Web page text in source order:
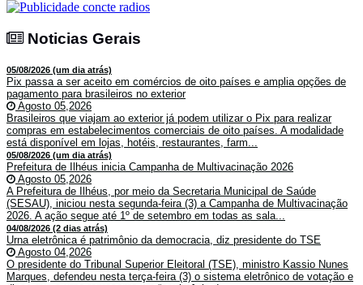
Noticias Gerais
05/08/2026 (um dia atrás)
Pix passa a ser aceito em comércios de oito países e amplia opções de
pagamento para brasileiros no exterior
Agosto 05,2026
Brasileiros que viajam ao exterior já podem utilizar o Pix para realizar
compras em estabelecimentos comerciais de oito países. A modalidade
está disponível em lojas, hotéis, restaurantes, farm...
05/08/2026 (um dia atrás)
Prefeitura de Ilhéus inicia Campanha de Multivacinação 2026
Agosto 05,2026
A Prefeitura de Ilhéus, por meio da Secretaria Municipal de Saúde
(SESAU), iniciou nesta segunda-feira (3) a Campanha de Multivacinação
2026. A ação segue até 1º de setembro em todas as sala...
04/08/2026 (2 dias atrás)
Urna eletrônica é patrimônio da democracia, diz presidente do TSE
Agosto 04,2026
O presidente do Tribunal Superior Eleitoral (TSE), ministro Kassio Nunes
Marques, defendeu nesta terça-feira (3) o sistema eletrônico de votação e